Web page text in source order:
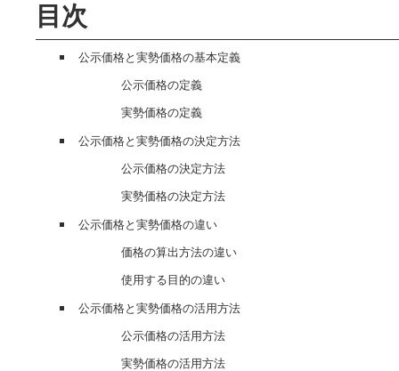
目次
公示価格と実勢価格の基本定義
公示価格の定義
実勢価格の定義
公示価格と実勢価格の決定方法
公示価格の決定方法
実勢価格の決定方法
公示価格と実勢価格の違い
価格の算出方法の違い
使用する目的の違い
公示価格と実勢価格の活用方法
公示価格の活用方法
実勢価格の活用方法